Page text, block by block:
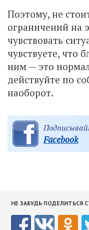
Поэтому, не
ограничений на
чувствовать
чувствуете, что
ним — это
действуйте по
наоборот.
Facebook
НЕ ЗАБУДЬ ПОДЕЛИТЬСЯ